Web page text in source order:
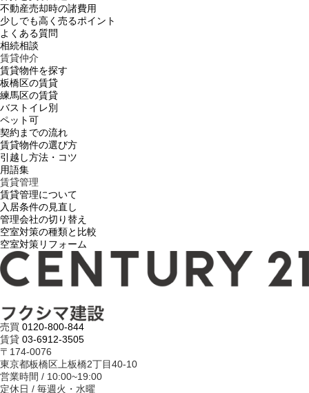
不動産売却時の諸費用
少しでも高く売るポイント
よくある質問
相続相談
賃貸仲介
賃貸物件を探す
板橋区の賃貸
練馬区の賃貸
バストイレ別
ペット可
契約までの流れ
賃貸物件の選び方
引越し方法・コツ
用語集
賃貸管理
賃貸管理について
入居条件の見直し
管理会社の切り替え
空室対策の種類と比較
空室対策リフォーム
売買 0120-800-844
賃貸 03-6912-3505
〒174-0076
東京都板橋区上板橋2丁目40-10
営業時間 / 10:00~19:00
定休日 / 毎週火・水曜